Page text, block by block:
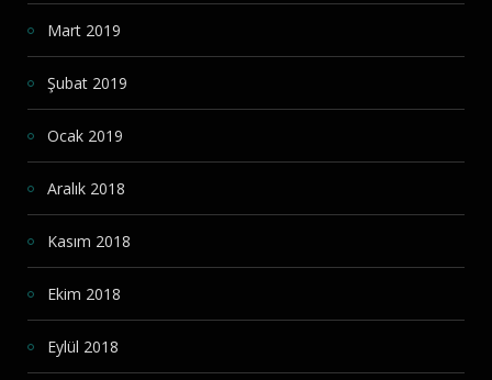
Mart 2019
Şubat 2019
Ocak 2019
Aralık 2018
Kasım 2018
Ekim 2018
Eylül 2018